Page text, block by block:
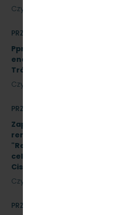
Czytaj dalej
PRZETARGI
Pprzetarg
energetycznego dla PKP
Trójmieście Sp. z o.o. -
Czytaj dalej
PRZETARGI
Zapytanie ofertowe na
remontowych w oparciu
"Remont pomieszczeń
celu adaptacji na biuro na
Cisowa Postojowa".
Czytaj dalej
PRZETARGI